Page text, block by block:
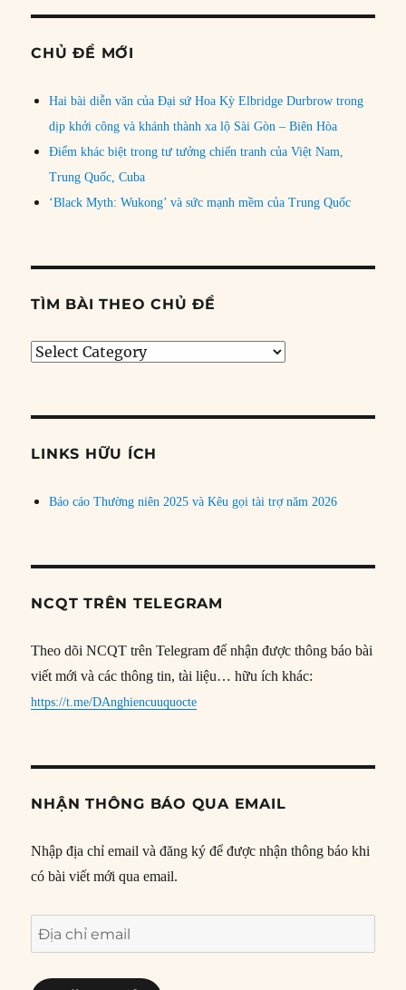
CHỦ ĐỀ MỚI
Hai bài diễn văn của Đại sứ Hoa Kỳ Elbridge Durbrow trong
dịp khởi công và khánh thành xa lộ Sài Gòn – Biên Hòa
Điểm khác biệt trong tư tưởng chiến tranh của Việt Nam,
Trung Quốc, Cuba
‘Black Myth: Wukong’ và sức mạnh mềm của Trung Quốc
TÌM BÀI THEO CHỦ ĐỀ
Tìm
đề
LINKS HỮU ÍCH
Báo cáo Thường niên 2025 và Kêu gọi tài trợ năm 2026
NCQT TRÊN TELEGRAM
Theo dõi NCQT trên Telegram để nhận được thông báo bài
viết mới và các thông tin, tài liệu… hữu ích khác:
https://t.me/DAnghiencuuquocte
NHẬN THÔNG BÁO QUA EMAIL
Nhập địa chỉ email và đăng ký để được nhận thông báo khi
có bài viết mới qua email.
Địa
chỉ
email